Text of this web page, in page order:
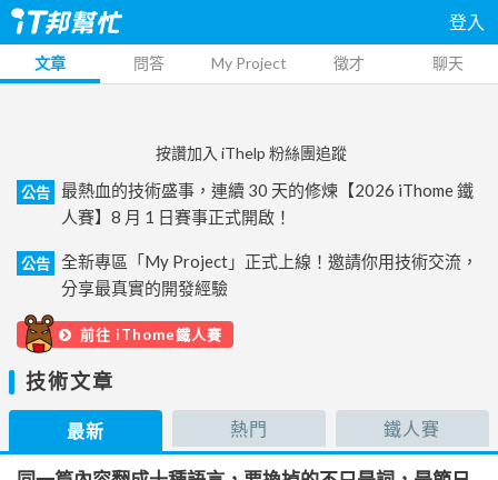
登入
文章 問答 My Project 徵才 聊天
按讚加入 iThelp 粉絲團追蹤
公告
最熱血的技術盛事，連續 30 天的修煉【2026 iThome 鐵
人賽】8 月 1 日賽事正式開啟！
公告
全新專區「My Project」正式上線！邀請你用技術交流，
分享最真實的開發經驗
前往 iThome鐵人賽
技術文章
最新 熱門 鐵人賽